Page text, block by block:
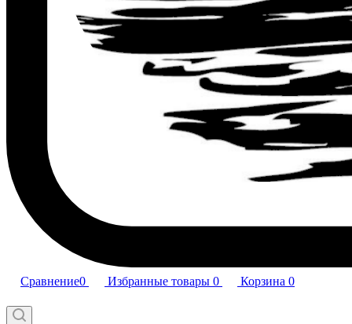
Сравнение0 Избранные товары 0 Корзина 0